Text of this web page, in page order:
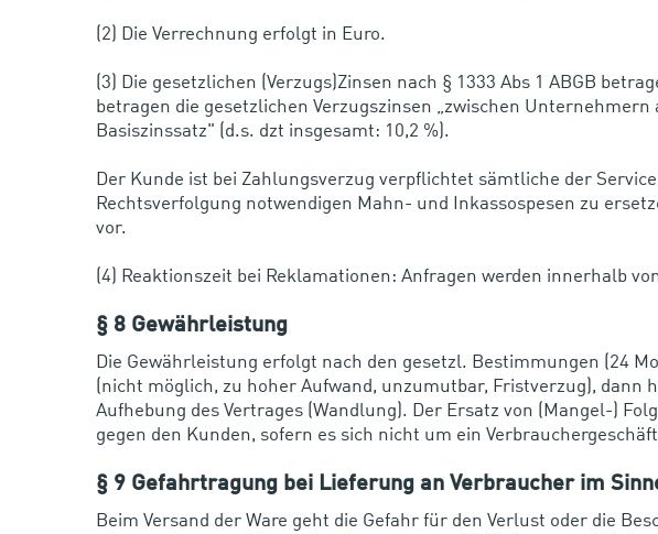
(2) Die Verrechnung erfolgt in Euro.
(3) Die gesetzlichen (Verzugs)Zinsen nach § 1333 Abs 1 ABGB
betragen die gesetzlichen Verzugszinsen „zwischen
Basiszinssatz" (d.s. dzt insgesamt: 10,2 %).
Der Kunde ist bei Zahlungsverzug verpflichtet sämtliche der
Rechtsverfolgung notwendigen Mahn- und Inkassospesen zu
vor.
(4) Reaktionszeit bei Reklamationen: Anfragen werden innerhalb
§ 8 Gewährleistung
Die Gewährleistung erfolgt nach den gesetzl. Bestimmungen (24
(nicht möglich, zu hoher Aufwand, unzumutbar, Fristverzug),
Aufhebung des Vertrages (Wandlung). Der Ersatz von (Mangel-)
gegen den Kunden, sofern es sich nicht um ein
§ 9 Gefahrtragung bei Lieferung an Verbraucher im
Beim Versand der Ware geht die Gefahr für den Verlust oder die